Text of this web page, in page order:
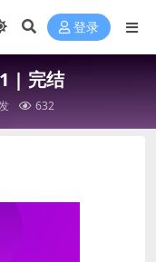
登录
| 完结
632